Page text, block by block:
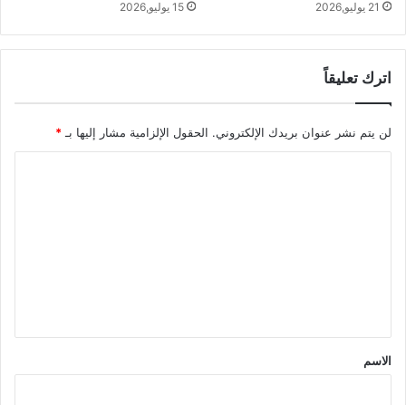
21 يوليو,2026 15 يوليو,2026
اترك تعليقاً
لن يتم نشر عنوان بريدك الإلكتروني. الحقول الإلزامية مشار إليها بـ *
*
الاسم